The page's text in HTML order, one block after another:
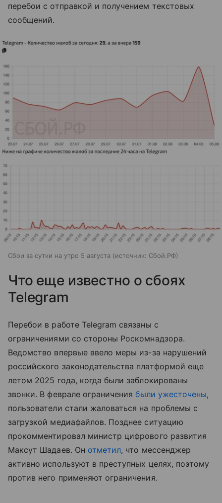
перебои с отправкой и получением текстовых
сообщений.
Сбои за сутки на утро 5 августа источник: Сбой.РФ
Что еще известно о сбоях
Telegram
Перебои в работе Telegram связаны с
ограничениями со стороны Роскомнадзора.
Ведомство впервые ввело меры из-за нарушений
российского законодательства платформой еще
летом 2025 года, когда были заблокированы
звонки. В феврале ограничениябыли ужесточены,
пользователи стали жаловаться на проблемы с
загрузкой медиафайлов. Позднее ситуацию
прокомментировал министр цифрового развития
Максут Шадаев. Он отметил, что мессенджер
активно используют в преступных целях, поэтому
против него применяют ограничения.